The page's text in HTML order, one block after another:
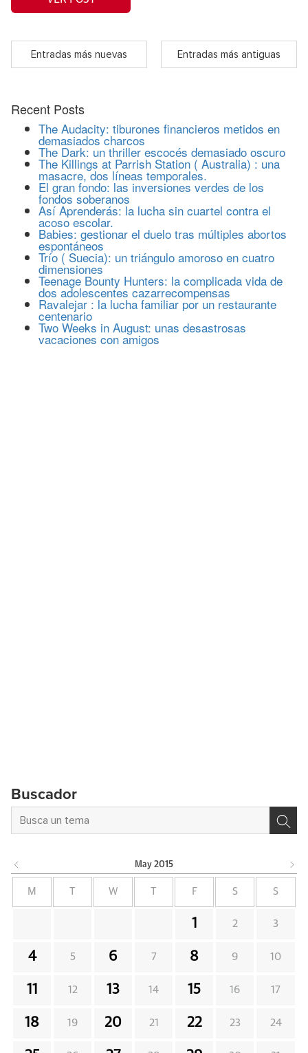
Entradas más nuevas Entradas más antiguas
Recent Posts
The Audacity: tiburones financieros metidos en
demasiados charcos
The Dark: un thriller escocés demasiado oscuro
The Killings at Parrish Station ( Australia) : una
masacre, dos líneas temporales.
El gran fondo: las inversiones verdes de los
fondos soberanos
Así Aprenderás: la lucha sin cuartel contra el
acoso escolar.
Babies: gestionar el duelo tras múltiples abortos
espontáneos
Trío ( Suecia): un triángulo amoroso en cuatro
dimensiones
Teenage Bounty Hunters: la complicada vida de
dos adolescentes cazarrecompensas
Ravalejar : la lucha familiar por un restaurante
centenario
Two Weeks in August: unas desastrosas
vacaciones con amigos
Buscador
May 2015
M W F S S
1 2 3
4 5 6 7 8 9 10
11 12 13 14 15 16 17
18 19 20 21 22 23 24